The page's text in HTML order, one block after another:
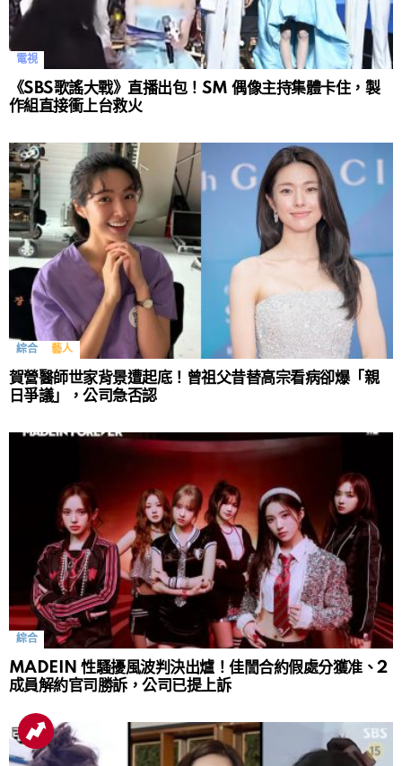
電視
《SBS歌謠大戰》直播出包！SM 偶像主持集體卡住，製
作組直接衝上台救火
綜合 藝人
賀營醫師世家背景遭起底！曾祖父昔替高宗看病卻爆「親
日爭議」，公司急否認
綜合
MADEIN 性騷擾風波判決出爐！佳誾合約假處分獲准、2
成員解約官司勝訴，公司已提上訴